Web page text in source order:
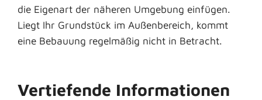
die Eigenart der näheren Umgebung einfügen.
Liegt Ihr Grundstück im Außenbereich, kommt
eine Bebauung regelmäßig nicht in Betracht.
Vertiefende Informationen